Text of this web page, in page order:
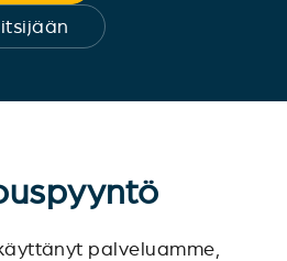
palveluamme,